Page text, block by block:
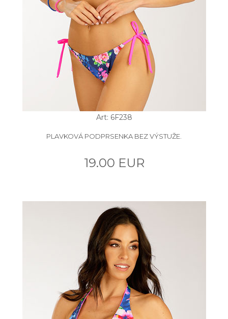
Art: 6F238
PLAVKOVÁ PODPRSENKA BEZ VÝSTUŽE.
19.00 EUR